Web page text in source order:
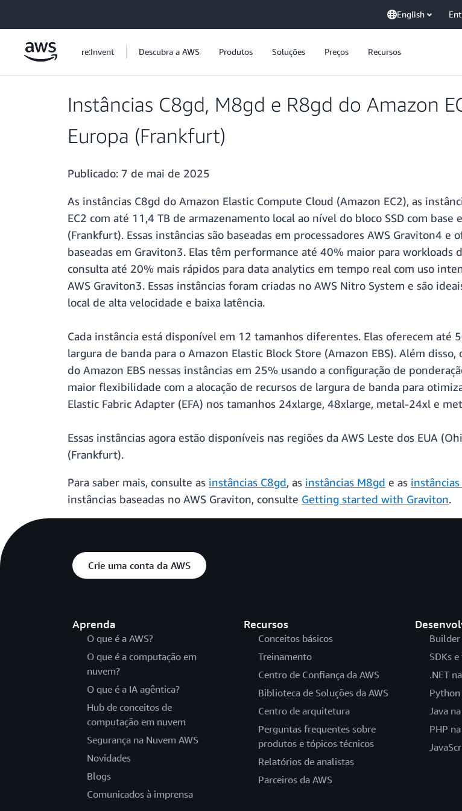
English
re:Invent Descubra a AWS Produtos Soluções Preços Recursos
Instâncias C8gd, M8gd e R8gd do Amazon
Europa (Frankfurt)
Publicado: 7 de mai de 2025
As instâncias C8gd do Amazon Elastic Compute Cloud (Amazon EC2), as
EC2 com até 11,4 TB de armazenamento local ao nível do bloco SSD com
(Frankfurt). Essas instâncias são baseadas em processadores AWS Graviton4
baseadas em Graviton3. Elas têm performance até 40% maior para
consulta até 20% mais rápidos para data analytics em tempo real com uso
AWS Graviton3. Essas instâncias foram criadas no AWS Nitro System e são
local de alta velocidade e baixa latência.
Cada instância está disponível em 12 tamanhos diferentes. Elas oferecem até
largura de banda para o Amazon Elastic Block Store (Amazon EBS). Além
do Amazon EBS nessas instâncias em 25% usando a configuração de
maior flexibilidade com a alocação de recursos de largura de banda para
Elastic Fabric Adapter (EFA) nos tamanhos 24xlarge, 48xlarge, metal-24xl e
Essas instâncias agora estão disponíveis nas regiões da AWS Leste dos EUA
(Frankfurt).
Para saber mais, consulte as instâncias C8gd, as instâncias M8gd e as instâncias
instâncias baseadas no AWS Graviton, consulte Getting started with Graviton.
Crie uma conta da AWS
Aprenda
O que é a AWS?
O que é a computação em
nuvem?
O que é a IA agêntica?
Hub de conceitos de
computação em nuvem
Segurança na Nuvem AWS
Novidades
Blogs
Comunicados à imprensa
Recursos
Conceitos básicos
Treinamento
Centro de Confiança da AWS
Biblioteca de Soluções da AWS
Centro de arquitetura
Perguntas frequentes sobre
produtos e tópicos técnicos
Relatórios de analistas
Parceiros da AWS
SDKs
.NET
Python
Java
PHP